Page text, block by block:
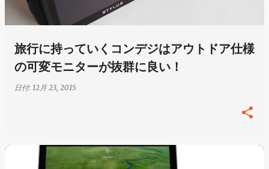
旅行に持っていくコンデジはアウトドア仕様
の可変モニターが抜群に良い！
日付: 12月 23, 2015